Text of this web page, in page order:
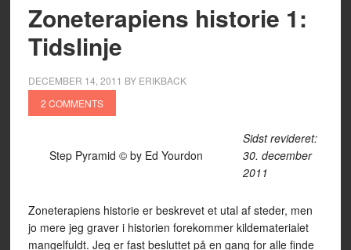
Zoneterapiens historie 1:
Tidslinje
DECEMBER 14, 2011 BY ERIKBACK
2 COMMENTS
Step Pyramid © by Ed Yourdon
Sidst revideret:
30. december
2011
Zoneterapiens historie er beskrevet et utal af steder, men
jo mere jeg graver i historien forekommer kildematerialet
mangelfuldt. Jeg er fast besluttet på en gang for alle finde